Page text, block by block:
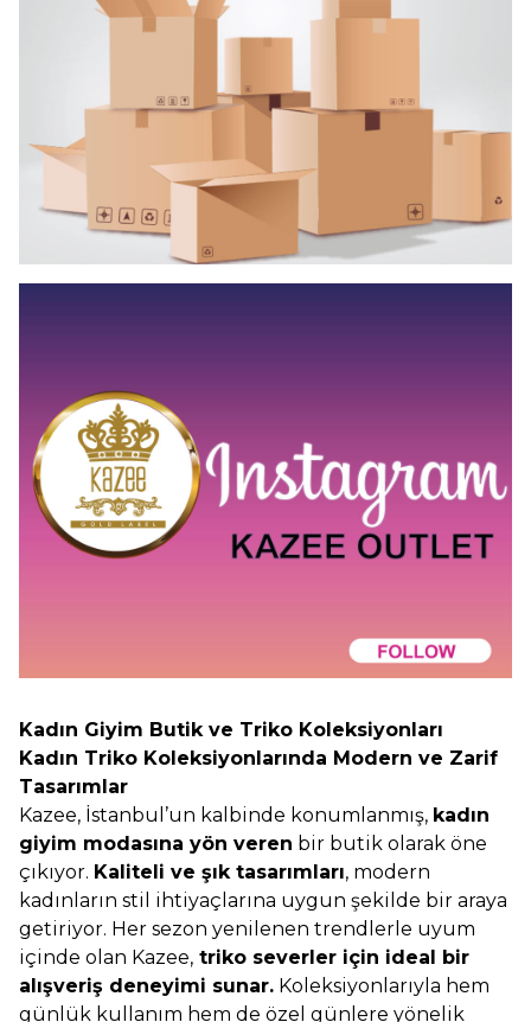
Kadın Giyim Butik ve Triko Koleksiyonları
Kadın Triko Koleksiyonlarında Modern ve Zarif
Tasarımlar
Kazee, İstanbul’un kalbinde konumlanmış, kadın
giyim modasına yön veren bir butik olarak öne
çıkıyor. Kaliteli ve şık tasarımları, modern
kadınların stil ihtiyaçlarına uygun şekilde bir araya
getiriyor. Her sezon yenilenen trendlerle uyum
içinde olan Kazee, triko severler için ideal bir
alışveriş deneyimi sunar. Koleksiyonlarıyla hem
günlük kullanım hem de özel günlere yönelik